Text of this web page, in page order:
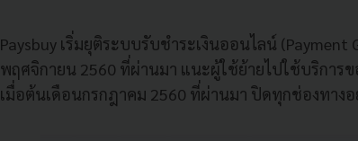
Paysbuy เริ่มยุติระบบรับชำระเงินออนไลน์ (Payment
พฤศจิกายน 2560 ที่ผ่านมา แนะผู้ใช้ย้ายไปใช้บริการ
เมื่อต้นเดือนกรกฎาคม 2560 ที่ผ่านมา ปิดทุกช่องทางอ